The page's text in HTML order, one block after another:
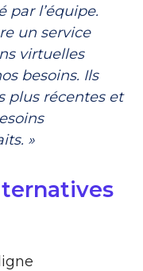
par l’équipe.
un service
virtuelles
besoins. Ils
plus récentes et
»